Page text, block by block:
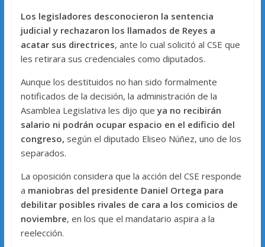
Los legisladores desconocieron la sentencia
judicial y rechazaron los llamados de Reyes a
acatar sus directrices, ante lo cual solicitó al CSE que
les retirara sus credenciales como diputados.
Aunque los destituidos no han sido formalmente
notificados de la decisión, la administración de la
Asamblea Legislativa les dijo queya no recibirán
salario ni podrán ocupar espacio en el edificio del
congreso, según el diputado Eliseo Núñez, uno de los
separados.
La oposición considera que la acción del CSE responde
a maniobras del presidente Daniel Ortega para
debilitar posibles rivales de cara a los comicios de
noviembre, en los que el mandatario aspira a la
reelección.